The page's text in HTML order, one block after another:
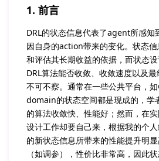
1. 前言
DRL的状态信息代表了agent所感知
因自身的action带来的变化。状态
和评估其长期收益的依据，而状态
DRL算法能否收敛、收敛速度以及最
不可不察。通常在一些公共平台，
domain的状态空间都是现成的，学
的算法收敛快、性能好；然而，在
设计工作却要自己来，根据我的个
的新状态信息所带来的性能提升明
（如调参），性价比非常高，因此